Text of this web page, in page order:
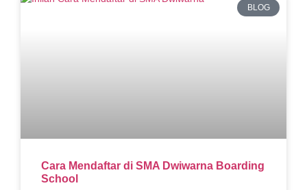
BLOG
Cara Mendaftar di SMA Dwiwarna Boarding
School